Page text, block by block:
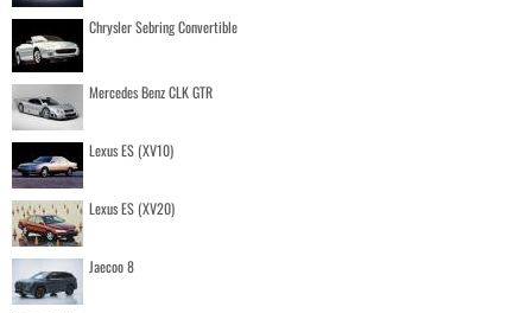
Chrysler Sebring Convertible
Mercedes Benz CLK GTR
Lexus ES (XV10)
Lexus ES (XV20)
Jaecoo 8